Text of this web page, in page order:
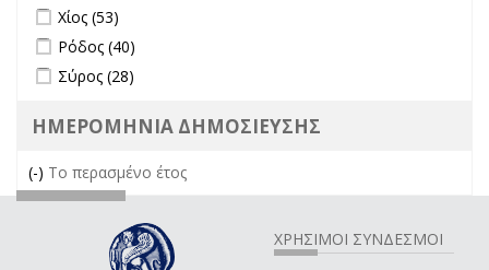
Apply Χίος filter
Χίος (53)
Apply Ρόδος filter
Ρόδος (40)
Apply Σύρος filter
Σύρος (28)
ΗΜΕΡΟΜΗΝΙΑ ΔΗΜΟΣΙΕΥΣΗΣ
(-) Remove Το περασμένο έτος filter
Το περασμένο έτος
ΧΡΗΣΙΜΟΙ ΣΥΝΔΕΣΜΟΙ